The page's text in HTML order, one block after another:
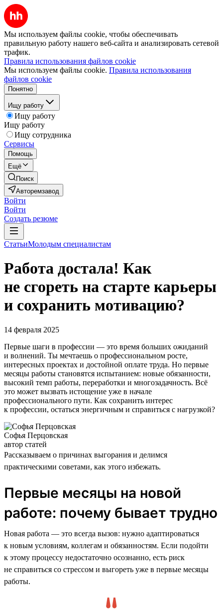
Мы используем файлы cookie, чтобы обеспечивать
правильную работу нашего веб-сайта и анализировать сетевой
трафик.
Правила использования файлов cookie
Мы используем файлы cookie. Правила использования
файлов cookie
Понятно
Ищу работу
Ищу работу
Ищу работу
Ищу сотрудника
Сервисы
Помощь
Ещё
Поиск
Авторемзавод
Войти
Войти
Создать резюме
СтатьиМолодым специалистам
Работа достала! Как
не сгореть на старте карьеры
и сохранить мотивацию?
14 февраля 2025
Первые шаги в профессии — это время больших ожиданий
и волнений. Ты мечтаешь о профессиональном росте,
интересных проектах и достойной оплате труда. Но первые
месяцы работы становятся испытанием: новые обязанности,
высокий темп работы, переработки и многозадачность. Всё
это может вызвать истощение уже в начале
профессионального пути. Как сохранить интерес
к профессии, остаться энергичным и справиться с нагрузкой?
Софья Перцовская
автор статей
Рассказываем о причинах выгорания и делимся
практическими советами, как этого избежать.
Первые месяцы на новой
работе: почему бывает трудно
Новая работа — это всегда вызов: нужно адаптироваться
к новым условиям, коллегам и обязанностям. Если подойти
к этому процессу недостаточно осознанно, есть риск
не справиться со стрессом и выгореть уже в первые месяцы
работы.